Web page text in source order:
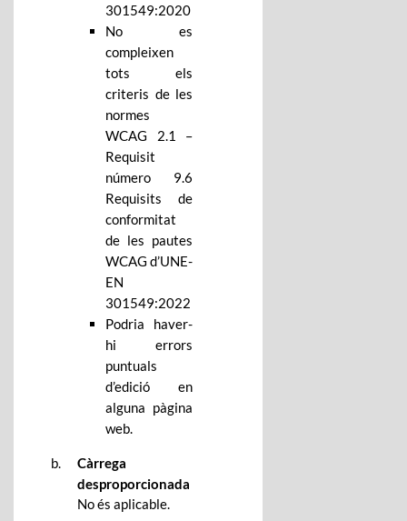
301549:2020
No es
compleixen
tots els
criteris de les
normes
WCAG 2.1 –
Requisit
número 9.6
Requisits de
conformitat
de les pautes
WCAG d’UNE-
EN
301549:2022
Podria haver-
hi errors
puntuals
d’edició en
alguna pàgina
web.
Càrrega
desproporcionada
No és aplicable.